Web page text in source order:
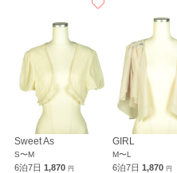
Sweet As
S〜M
6泊7日 1,870 円
GIRL
M〜L
6泊7日1,870円